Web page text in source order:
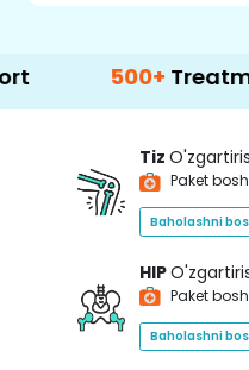
500+ Treatment
Tiz
Paket
Baholashni
HIP
Paket
Baholashni